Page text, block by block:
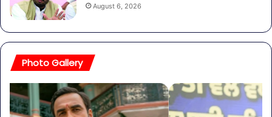
August 6, 2026
Photo Gallery
व्यापारियों
को
राहत
की